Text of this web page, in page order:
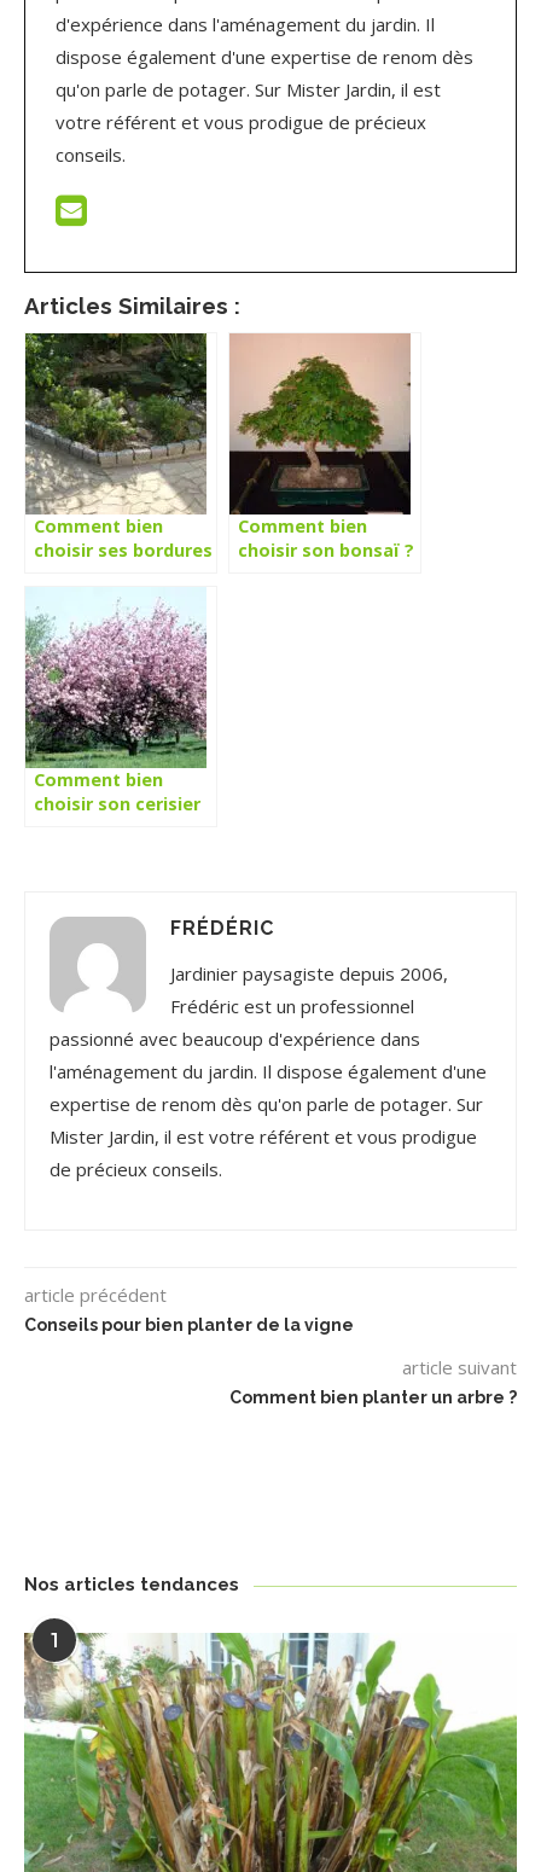
d'expérience dans l'aménagement du jardin. Il
dispose également d'une expertise de renom dès
qu'on parle de potager. Sur Mister Jardin, il est
votre référent et vous prodigue de précieux
conseils.
Articles Similaires :
Comment bien
choisir ses bordures
Comment bien
choisir son bonsaï ?
Comment bien
choisir son cerisier
FRÉDÉRIC
Jardinier paysagiste depuis 2006,
Frédéric est un professionnel
passionné avec beaucoup d'expérience dans
l'aménagement du jardin. Il dispose également d'une
expertise de renom dès qu'on parle de potager. Sur
Mister Jardin, il est votre référent et vous prodigue
de précieux conseils.
article précédent
Conseils pour bien planter de la vigne
article suivant
Comment bien planter un arbre ?
Nos articles tendances
1